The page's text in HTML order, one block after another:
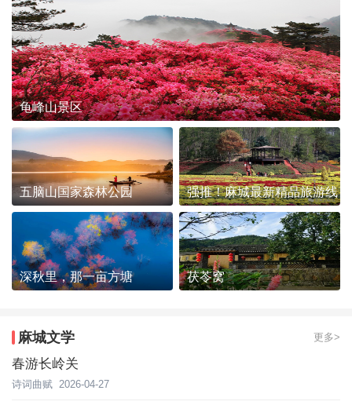
龟峰山景区
五脑山国家森林公园 强推！麻城最新精品旅游线
路发布~
深秋里，那一亩方塘 茯苓窝
麻城文学 更多>
春游长岭关
诗词曲赋 2026-04-27